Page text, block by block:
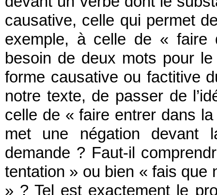
causative, celle qui permet
exemple, à celle de « faire
besoin de deux mots pour
forme causative ou factitive
notre texte, de passer de
celle de « faire entrer dans
met une négation devant
demande ? Faut-il
tentation » ou bien « fais que
» ? Tel est exactement le